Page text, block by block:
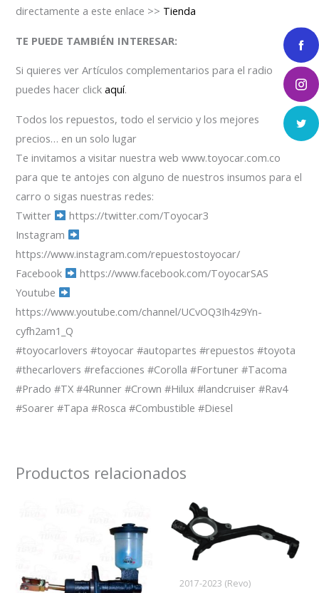
directamente a este enlace >> Tienda
TE PUEDE TAMBIÉN INTERESAR:
Si quieres ver Artículos complementarios para el radio
puedes hacer clickaquí.
Todos los repuestos, todo el servicio y los mejores
precios… en un solo lugar
Te invitamos a visitar nuestra web www.toyocar.com.co
para que te antojes con alguno de nuestros insumos para el
carro o sigas nuestras redes:
Twitter
https://twitter.com/Toyocar3
Instagram
https://www.instagram.com/repuestostoyocar/
Facebook
https://www.facebook.com/ToyocarSAS
Youtube
https://www.youtube.com/channel/UCvOQ3Ih4z9Yn-
cyfh2am1_Q
#toyocarlovers #toyocar #autopartes #repuestos #toyota
#thecarlovers #refacciones #Corolla #Fortuner #Tacoma
#Prado #TX #4Runner #Crown #Hilux #landcruiser #Rav4
#Soarer #Tapa #Rosca #Combustible #Diesel
Productos relacionados
2017-2023 (Revo)